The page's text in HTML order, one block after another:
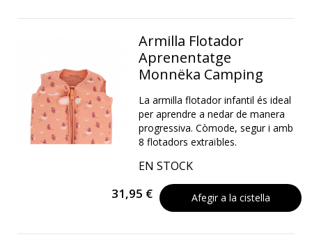
Armilla Flotador
Aprenentatge
Monnëka Camping
La armilla flotador infantil és ideal
per aprendre a nedar de manera
progressiva. Còmode, segur i amb
8 flotadors extraïbles.
EN STOCK
31,95 € Afegir a la cistella